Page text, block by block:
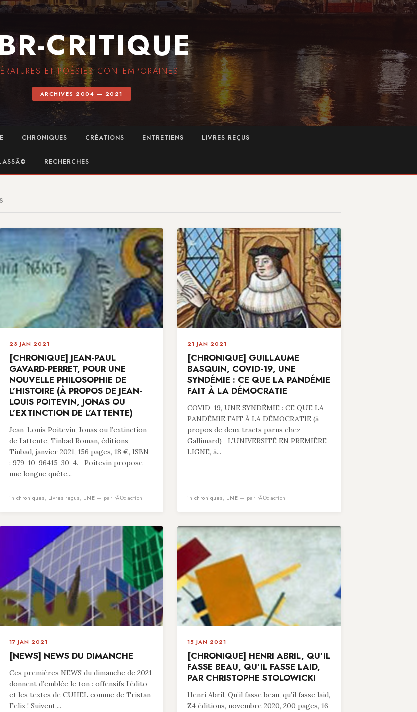
CRITIQUE
ET POÉSIES CONTEMPORAINES
ARCHIVES 2004 — 2021
CHRONIQUES CRÉATIONS ENTRETIENS LIVRES REÇUS
RECHERCHES
23 JAN 2021
[CHRONIQUE] JEAN-PAUL
GAVARD-PERRET, POUR UNE
NOUVELLE PHILOSOPHIE DE
L’HISTOIRE (À PROPOS DE JEAN-
LOUIS POITEVIN, JONAS OU
L’EXTINCTION DE L’ATTENTE)
Jean-Louis Poitevin, Jonas ou l’extinction
de l’attente, Tinbad Roman, éditions
Tinbad, janvier 2021, 156 pages, 18 €, ISBN
: 979-10-96415-30-4. Poitevin propose
une longue quête...
in chroniques, Livres reçus, UNE — par rÃ©daction
21 JAN 2021
[CHRONIQUE] GUILLAUME
BASQUIN, COVID-19, UNE
SYNDÉMIE : CE QUE LA PANDÉMIE
FAIT À LA DÉMOCRATIE
COVID-19, UNE SYNDÉMIE : CE QUE LA
PANDÉMIE FAIT À LA DÉMOCRATIE (à
propos de deux tracts parus chez
Gallimard) L’UNIVERSITÉ EN PREMIÈRE
LIGNE, à...
in chroniques, UNE — par rÃ©daction
17 JAN 2021
[NEWS] NEWS DU DIMANCHE
Ces premières NEWS du dimanche de 2021
donnent d’emblée le ton : offensifs l’édito
et les textes de CUHEL comme de Tristan
Felix ! Suivent,...
15 JAN 2021
[CHRONIQUE] HENRI ABRIL, QU’IL
FASSE BEAU, QU’IL FASSE LAID,
PAR CHRISTOPHE STOLOWICKI
Henri Abril, Qu’il fasse beau, qu’il fasse laid,
Z4 éditions, novembre 2020, 200 pages, 16